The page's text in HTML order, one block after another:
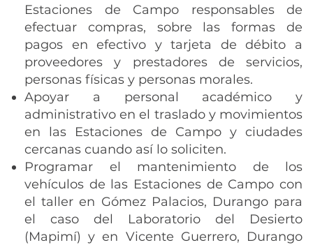
Estaciones de Campo responsables de
efectuar compras, sobre las formas de
pagos en efectivo y tarjeta de débito a
proveedores y prestadores de servicios,
personas físicas y personas morales.
Apoyar a personal académico y
administrativo en el traslado y movimientos
en las Estaciones de Campo y ciudades
cercanas cuando así lo soliciten.
Programar el mantenimiento de los
vehículos de las Estaciones de Campo con
el taller en Gómez Palacios, Durango para
el caso del Laboratorio del Desierto
(Mapimí) y en Vicente Guerrero, Durango